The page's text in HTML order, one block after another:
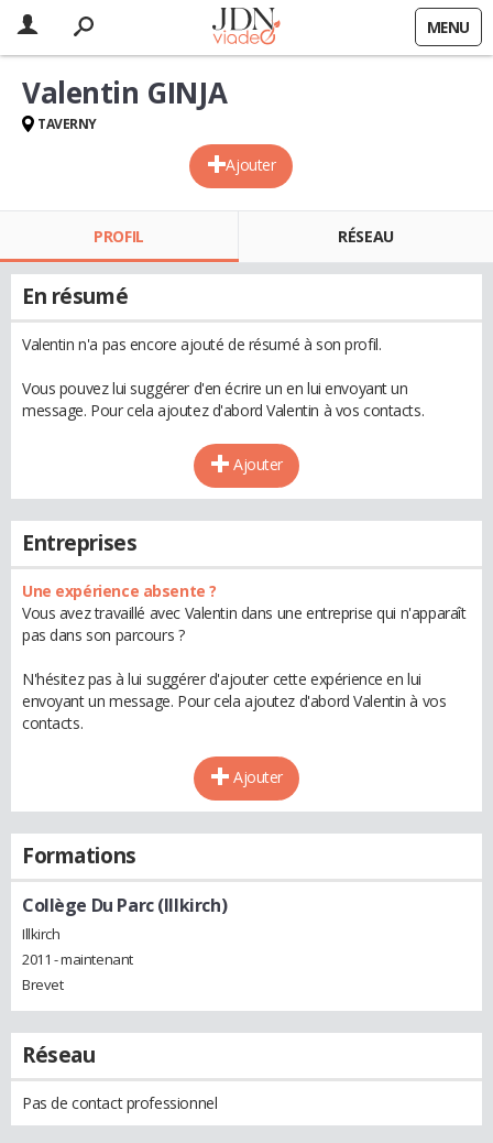
MENU
Ajouter
Valentin GINJA
TAVERNY
PROFIL RÉSEAU
En résumé
Valentin n'a pas encore ajouté de résumé à son profil.
Vous pouvez lui suggérer d'en écrire un en lui envoyant un
message. Pour cela ajoutez d'abord Valentin à vos contacts.
Ajouter
Entreprises
Une expérience absente ?
Vous avez travaillé avec Valentin dans une entreprise qui n'apparaît
pas dans son parcours ?
N'hésitez pas à lui suggérer d'ajouter cette expérience en lui
envoyant un message. Pour cela ajoutez d'abord Valentin à vos
contacts.
Ajouter
Formations
Collège Du Parc (Illkirch)
Illkirch
2011 - maintenant
Brevet
Réseau
Pas de contact professionnel